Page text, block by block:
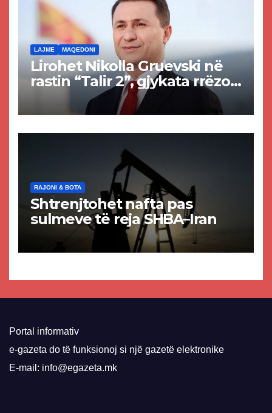
LAJME MAQEDONI
Lirohet Nikolla Gruevski në
rastin “Talir 2”, gjykata rrëzon
akuzat për ndërtimin e
paligjshëm të selisë së
RAJONI & BOTA
Shtrenjtohet nafta pas
sulmeve të reja SHBA–Iran
Portal informativ
e-gazeta do të funksionoj si një gazetë elektronike
E-mail: info@egazeta.mk